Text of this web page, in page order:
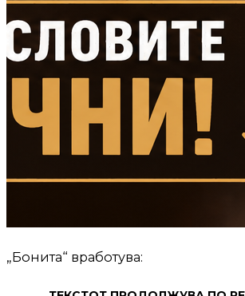
„Бонита“ вработува: